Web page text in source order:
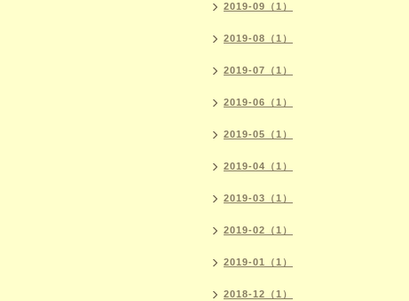
2019-09（1）
2019-08（1）
2019-07（1）
2019-06（1）
2019-05（1）
2019-04（1）
2019-03（1）
2019-02（1）
2019-01（1）
2018-12（1）